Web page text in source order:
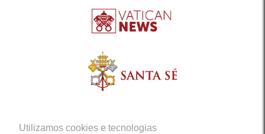
Utilizamos cookies e tecnologias